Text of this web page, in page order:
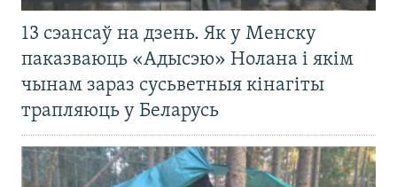
13 сэансаў на дзень. Як у Менску
паказваюць «Адысэю» Нолана і якім
чынам зараз сусьветныя кінагіты
трапляюць у Беларусь